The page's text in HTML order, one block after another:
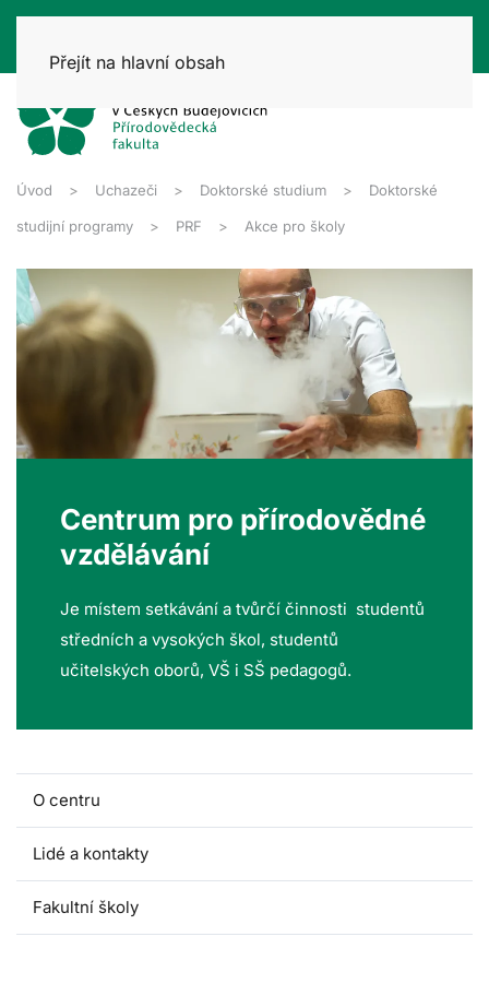
Přejít na hlavní obsah
Úvod Uchazeči Doktorské studium Doktorské
studijní programy PRF Akce pro školy
Centrum pro přírodovědné
vzdělávání
Je místem setkávání a tvůrčí činnosti studentů
středních a vysokých škol, studentů
učitelských oborů, VŠ i SŠ pedagogů.
O centru
Lidé a kontakty
Fakultní školy